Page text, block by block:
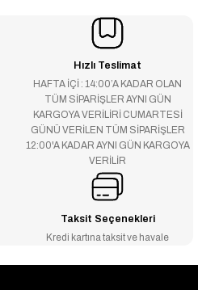
Hızlı Teslimat
HAFTA İÇİ : 14:00’A KADAR OLAN
TÜM SİPARİŞLER AYNI GÜN
KARGOYA VERİLİRİ CUMARTESİ
GÜNÜ VERİLEN TÜM SİPARİŞLER
12:00'A KADAR AYNI GÜN KARGOYA
VERİLİR
Taksit Seçenekleri
Kredi kartına taksit ve havale